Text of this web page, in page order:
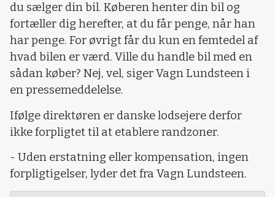
du sælger din bil. Køberen henter din bil og
fortæller dig herefter, at du får penge, når han
har penge. For øvrigt får du kun en femtedel af
hvad bilen er værd. Ville du handle bil med en
sådan køber? Nej, vel, siger Vagn Lundsteen i
en pressemeddelelse.
Ifølge direktøren er danske lodsejere derfor
ikke forpligtet til at etablere randzoner.
- Uden erstatning eller kompensation, ingen
forpligtigelser, lyder det fra Vagn Lundsteen.